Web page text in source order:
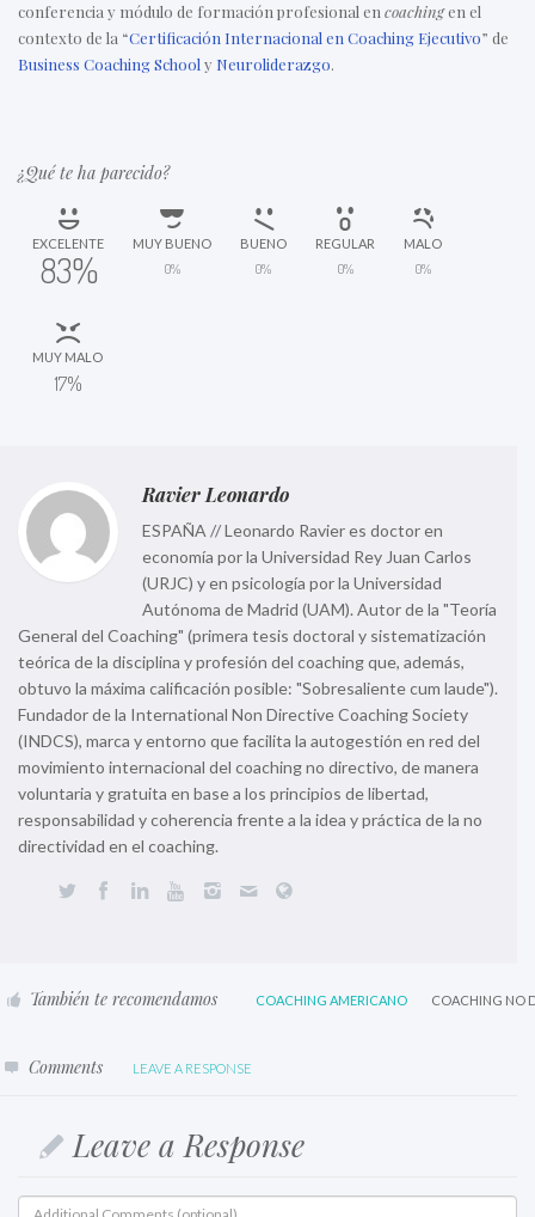
conferencia y módulo de formación profesional en coachingen el
contexto de la “Certificación Internacional en Coaching Ejecutivo” de
Business Coaching School y Neuroliderazgo.
¿Qué te ha parecido?
EXCELENTE
83%
MUY BUENO
0%
BUENO
0%
REGULAR
0%
MALO
0%
MUY MALO
17%
Ravier Leonardo
ESPAÑA // Leonardo Ravier es doctor en
economía por la Universidad Rey Juan Carlos
(URJC) y en psicología por la Universidad
Autónoma de Madrid (UAM). Autor de la "Teoría
General del Coaching" (primera tesis doctoral y sistematización
teórica de la disciplina y profesión del coaching que, además,
obtuvo la máxima calificación posible: "Sobresaliente cum laude").
Fundador de la International Non Directive Coaching Society
(INDCS), marca y entorno que facilita la autogestión en red del
movimiento internacional del coaching no directivo, de manera
voluntaria y gratuita en base a los principios de libertad,
responsabilidad y coherencia frente a la idea y práctica de la no
directividad en el coaching.
También te recomendamos COACHING AMERICANO COACHING NO
Comments LEAVE A RESPONSE
Leave a Response